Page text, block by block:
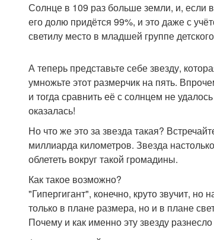
Солнце в 109 раз больше земли, и, если
его долю придётся 99%, и это даже с
светилу место в младшей группе
А теперь представьте себе звезду,
умножьте этот размерчик на пять.
и тогда сравнить её с солнцем не
оказалась!
Но что же это за звезда такая?
миллиарда километров. Звезда
облететь вокруг такой громадины.
Как такое возможно?
"Гипергигант", конечно, круто звучит,
только в плане размера, но и в плане
Почему и как именно эту звезду